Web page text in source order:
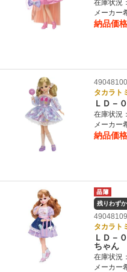
在庫状況：
メーカー
納品価格
タカラト
ＬＤ－
在庫状況：
メーカー
納品価格
残りわずか
タカラト
ＬＤ－
ちゃん
在庫状況：
メーカー